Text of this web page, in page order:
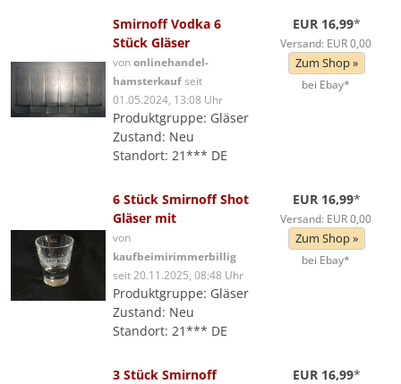
Smirnoff Vodka 6
Stück Gläser
vononlinehandel-
hamsterkaufseit
01.05.2024, 13:08 Uhr
Produktgruppe: Gläser
Zustand: Neu
Standort: 21*** DE
EUR 16,99*
Versand: EUR 0,00
Zum Shop »
bei Ebay*
6 Stück Smirnoff Shot
Gläser mit
von
kaufbeimirimmerbillig
seit 20.11.2025, 08:48 Uhr
Produktgruppe: Gläser
Zustand: Neu
Standort: 21*** DE
EUR 16,99*
Versand: EUR 0,00
Zum Shop »
bei Ebay*
3 Stück Smirnoff
EUR 16,99*